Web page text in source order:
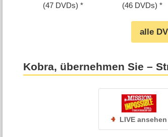
(47 DVDs)
(46 DVDs)
alle
Kobra, übernehmen Sie –
LIVE ansehen